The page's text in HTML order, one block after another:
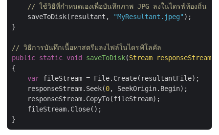
// ใช้วิธีที่กำหนดเองเพื่อบันทึกภาพ JPG ลงในไดรฟ์ท้องถิ่น
    saveToDisk(resultant,
"MyResultant.jpeg" );
}
// วิธีการบันทึกเนื้อหาสตรีมลงไฟล์ในไดรฟ์โลคัล
public static void saveToDisk(Stream
{
var fileStream = File.Create(resultantFile);
    responseStream.Seek(
0, SeekOrigin.Begin);
    responseStream.CopyTo(fileStream);
    fileStream.Close();